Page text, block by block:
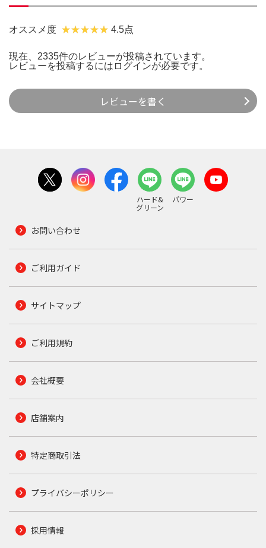
オススメ度 4.5点
現在、2335件のレビューが投稿されています。
レビューを投稿するには ログインが必要です。
レビューを書く
ハード&
グリーン
パワー
お問い合わせ
ご利用ガイド
サイトマップ
ご利用規約
会社概要
店舗案内
特定商取引法
プライバシーポリシー
採用情報